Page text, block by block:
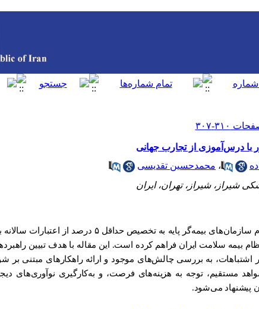
با درس‌آموزی از تجارب جهانی
، محمدحسین تقدیسی
شیراز، شیراز، تهران، ایران
بند چ ماده ۷۳ قانون برنامه هفتم توسعه، با الزام سازمان‌های بیمه‌گر
بیمه سلامت ایران فراهم کرده است. این مقاله با هدف تبیین
اشتباهات، به بررسی چالش‌های موجود و ارائه راهکارهای مبتنی بر
مستقیم، توجه به هزینه‌های فرصت، و به‌کارگیری نوآوری‌های
پیشنهاد می‌شود.